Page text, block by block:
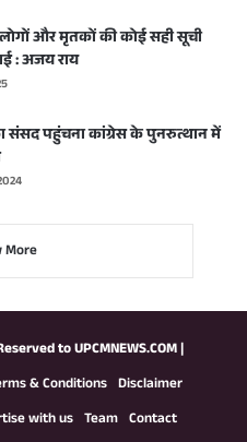
और मृतकों की कोई सही सूची
: अजय राय
संसद पहुंचना कांग्रेस के पुनरुत्थान में
More
toUPCMNEWS.COM|
& Conditions Disclaimer
with us Team Contact